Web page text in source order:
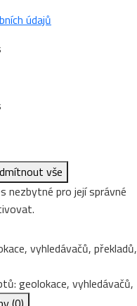
údajů
vše
nezbytné pro její správné
vyhledávačů, překladů,
geolokace, vyhledávačů,